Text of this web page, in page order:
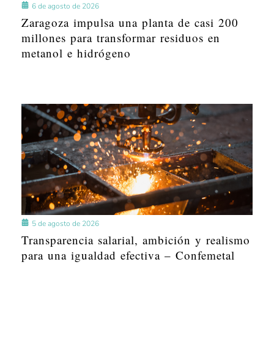
6 de agosto de 2026
Zaragoza impulsa una planta de casi 200
millones para transformar residuos en
metanol e hidrógeno
5 de agosto de 2026
Transparencia salarial, ambición y realismo
para una igualdad efectiva – Confemetal